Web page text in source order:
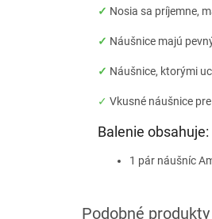
✓ Nosia sa príjemne,
✓ Náušnice majú
✓ Náušnice, ktorými
✓ Vkusné náušnice
Balenie obsahuje:
1 pár náušníc